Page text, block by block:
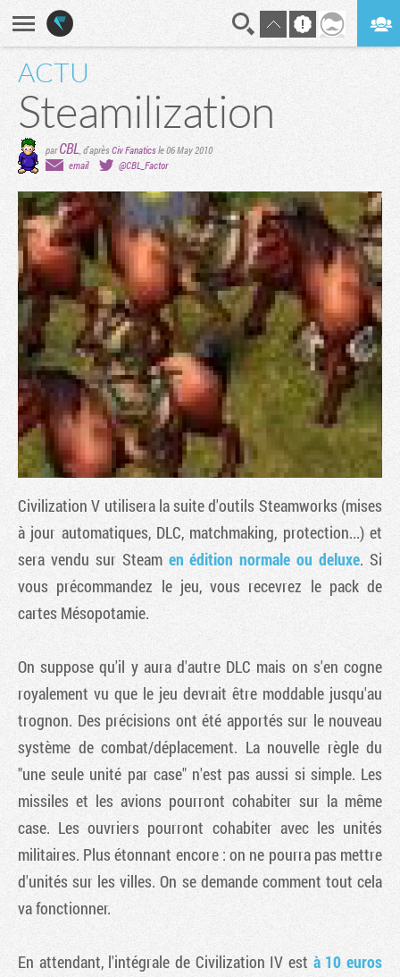
ACTU
Steamilization
parCBL , d'aprèsCiv Fanaticsle 06 May 2010
email
@CBL_Factor
Civilization V utilisera la suite d'outils Steamworks (mises
à jour automatiques, DLC, matchmaking, protection...) et
sera vendu sur Steam en édition normale ou deluxe. Si
vous précommandez le jeu, vous recevrez le pack de
cartes Mésopotamie.
On suppose qu'il y aura d'autre DLC mais on s'en cogne
royalement vu que le jeu devrait être moddable jusqu'au
trognon. Des précisions ont été apportés sur le nouveau
système de combat/déplacement. La nouvelle règle du
"une seule unité par case" n'est pas aussi si simple. Les
missiles et les avions pourront cohabiter sur la même
case. Les ouvriers pourront cohabiter avec les unités
militaires. Plus étonnant encore : on ne pourra pas mettre
d'unités sur les villes. On se demande comment tout cela
va fonctionner.
En attendant, l'intégrale de Civilization IV est à 10 euros